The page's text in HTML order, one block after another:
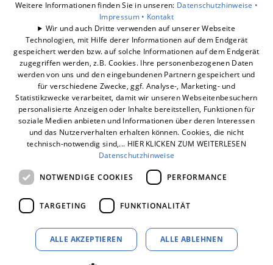
smart-box
Photovoltaik
Dynamischer Stromtarif
E-Mobilität
Unternehmen
Weitere Informationen finden Sie in unseren: Datenschutzhinweise •
Impressum • Kontakt
Wir und auch Dritte verwenden auf unserer Webseite
Technologien, mit Hilfe derer Informationen auf dem Endgerät
gespeichert werden bzw. auf solche Informationen auf dem Endgerät
zugegriffen werden, z.B. Cookies. Ihre personenbezogenen Daten
werden von uns und den eingebundenen Partnern gespeichert und
für verschiedene Zwecke, ggf. Analyse-, Marketing- und
Statistikzwecke verarbeitet, damit wir unseren Webseitenbesuchern
personalisierte Anzeigen oder Inhalte bereitstellen, Funktionen für
soziale Medien anbieten und Informationen über deren Interessen
und das Nutzerverhalten erhalten können. Cookies, die nicht
technisch-notwendig sind,... HIER KLICKEN ZUM WEITERLESEN
Datenschutzhinweise
NOTWENDIGE COOKIES PERFORMANCE
TARGETING FUNKTIONALITÄT
ALLE AKZEPTIEREN ALLE ABLEHNEN